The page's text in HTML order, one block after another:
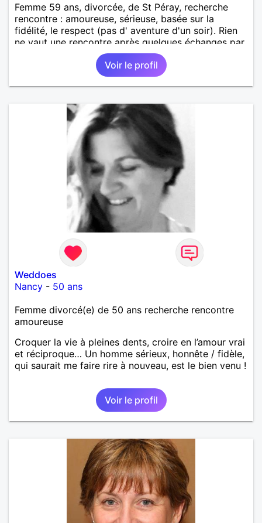
Femme 59 ans, divorcée, de St Péray, recherche
rencontre : amoureuse, sérieuse, basée sur la
fidélité, le respect (pas d' aventure d'un soir). Rien
ne vaut une rencontre après quelques échanges par
messages pour savoir si il y a un feeling entre les
deux et le désir de se revoir. Au plaisir de se
Voir le profil
Weddoes
Nancy - 50 ans
Femme divorcé(e) de 50 ans recherche rencontre
amoureuse
Croquer la vie à pleines dents, croire en l’amour vrai
et réciproque… Un homme sérieux, honnête / fidèle,
qui saurait me faire rire à nouveau, est le bien venu !
Voir le profil